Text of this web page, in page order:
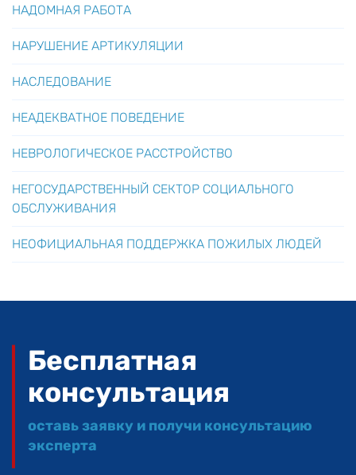
НАДОМНАЯ РАБОТА
НАРУШЕНИЕ АРТИКУЛЯЦИИ
НАСЛЕДОВАНИЕ
НЕАДЕКВАТНОЕ ПОВЕДЕНИЕ
НЕВРОЛОГИЧЕСКОЕ РАССТРОЙСТВО
НЕГОСУДАРСТВЕННЫЙ СЕКТОР СОЦИАЛЬНОГО
ОБСЛУЖИВАНИЯ
НЕОФИЦИАЛЬНАЯ ПОДДЕРЖКА ПОЖИЛЫХ ЛЮДЕЙ
Бесплатная
консультация
оставь заявку и получи консультацию
эксперта